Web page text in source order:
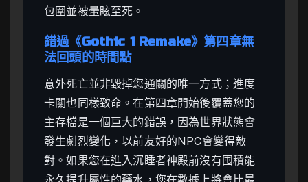
包圍並被暈眩至死。
錯過《Gothic 1 Remake》第四章無
法回頭的時間點
意外死亡並非毀掉您通關的唯一方式；進度
卡關也同樣致命。在第四章開始後覆蓋您的
主存檔是一個巨大的錯誤，因為世界狀態會
發生劇烈變化，以前友好的NPC會變得敵
對。如果您在進入沉睡者神殿前沒有囤積能